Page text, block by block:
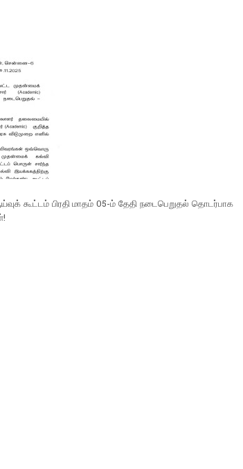
கூட்டம் பிரதி மாதம் 05-ம் தேதி நடைபெறுதல் தொடர்பாக